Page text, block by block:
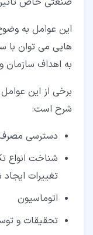
این عوامل به
هایی می توان با
به اهداف
شرح است:
دسترسی مصرف
شناخت انواع
تغییرات
اتوماسیون
تحقیقات و